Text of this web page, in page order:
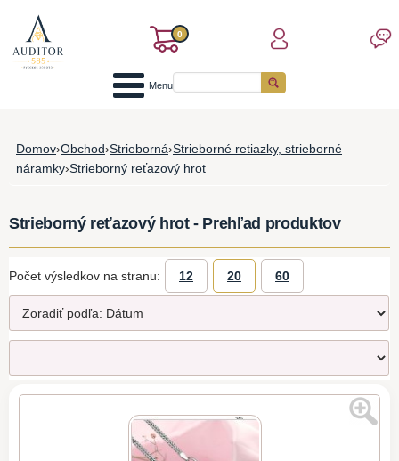
0
Menu
Domov›Obchod›Strieborná›Strieborné retiazky, strieborné
náramky›Strieborný reťazový hrot
Strieborný reťazový hrot - Prehľad produktov
Počet výsledkov na stranu: 12 20 60